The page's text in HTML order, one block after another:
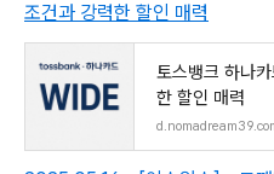
조건과 강력한 할인 매력
토스뱅크 하나
한 할인 매력